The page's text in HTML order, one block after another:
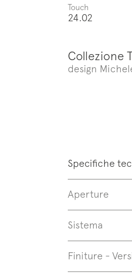
Touch
24.02
Collezione
design
Specifiche
Aperture
Sistema
Finiture -